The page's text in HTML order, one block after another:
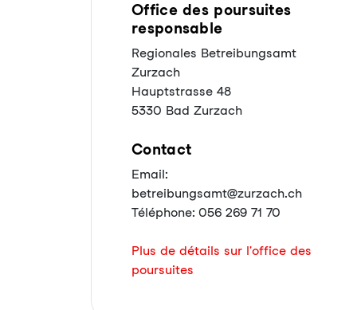
Office des poursuites
responsable
Regionales Betreibungsamt
Zurzach
Hauptstrasse 48
5330 Bad Zurzach
Contact
Email:
betreibungsamt@zurzach.ch
Téléphone: 056 269 71 70
Plus de détails sur l'office des
poursuites